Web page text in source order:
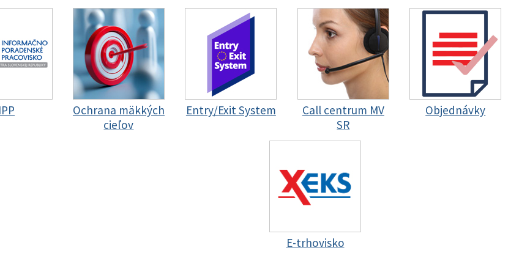
IPP
Ochrana mäkkých
cieľov
Entry/Exit System
Call centrum MV
SR
Objednávky
E-trhovisko